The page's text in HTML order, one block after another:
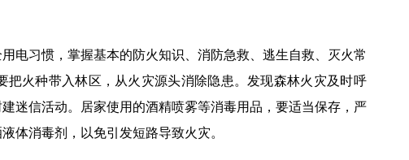
电习惯，掌握基本的防火知识、消防急救、逃生自救、灭火常
火种带入林区，从火灾源头消除隐患。发现森林火灾及时呼
迷信活动。居家使用的酒精喷雾等消毒用品，要适当保存，严
体消毒剂，以免引发短路导致火灾。